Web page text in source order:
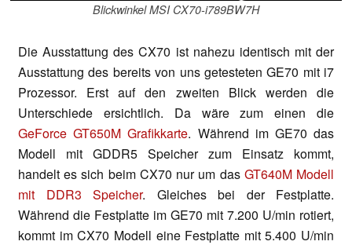
Blickwinkel MSI CX70-i789BW7H
Die Ausstattung des CX70 ist nahezu identisch mit der
Ausstattung des bereits von uns getesteten GE70 mit i7
Prozessor. Erst auf den zweiten Blick werden die
Unterschiede ersichtlich. Da wäre zum einen die
GeForce GT650M Grafikkarte. Während im GE70 das
Modell mit GDDR5 Speicher zum Einsatz kommt,
handelt es sich beim CX70 nur um das GT640M Modell
mit DDR3 Speicher. Gleiches bei der Festplatte.
Während die Festplatte im GE70 mit 7.200 U/min rotiert,
kommt im CX70 Modell eine Festplatte mit 5.400 U/min